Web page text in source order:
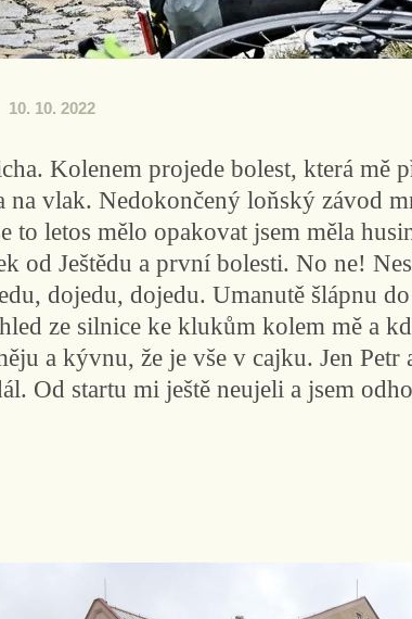
10. 10. 2022
Kolenem projede bolest, která mě
na vlak. Nedokončený loňský závod
to letos mělo opakovat jsem měla
od Ještědu a první bolesti. No ne!
dojedu, dojedu. Umanutě šlápnu do
ze silnice ke klukům kolem mě a
a kývnu, že je vše v cajku. Jen Petr
Od startu mi ještě neujeli a jsem